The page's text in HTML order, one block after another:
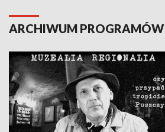
ARCHIWUM PROGRAMÓW